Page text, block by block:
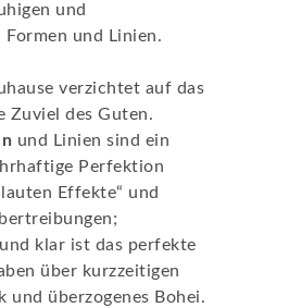
und
Formen und Linien.
verzichtet auf das
Zuviel des Guten.
und Linien sind ein
Perfektion
Effekte“ und
und klar ist das perfekte
über kurzzeitigen
und überzogenes Bohei.